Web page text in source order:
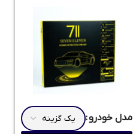
مدل خودرو